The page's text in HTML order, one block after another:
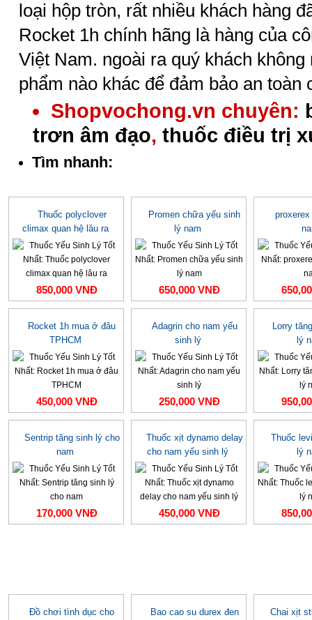
loại hộp tròn, rất nhiều khách hàng
Rocket 1h chính hãng là hàng của
Việt Nam. ngoài ra quý khách
phẩm nào khác để đảm bảo an toàn
Shopvochong.vn chuyên:
trơn âm đạo, thuốc điều trị
Tìm nhanh:
Thuốc polyclover
climax quan hệ lâu ra
850,000 VNĐ
Promen chữa yếu sinh
lý nam
650,000 VNĐ
Rocket 1h mua ở đâu
TPHCM
450,000 VNĐ
Adagrin cho nam yếu
sinh lý
250,000 VNĐ
Lorry
lý
Sentrip tăng sinh lý cho
nam
170,000 VNĐ
Thuốc xịt dynamo delay
cho nam yếu sinh lý
450,000 VNĐ
Thuốc
lý
Đồ chơi tình dục cho
Bao cao su durex đen
Chai xịt